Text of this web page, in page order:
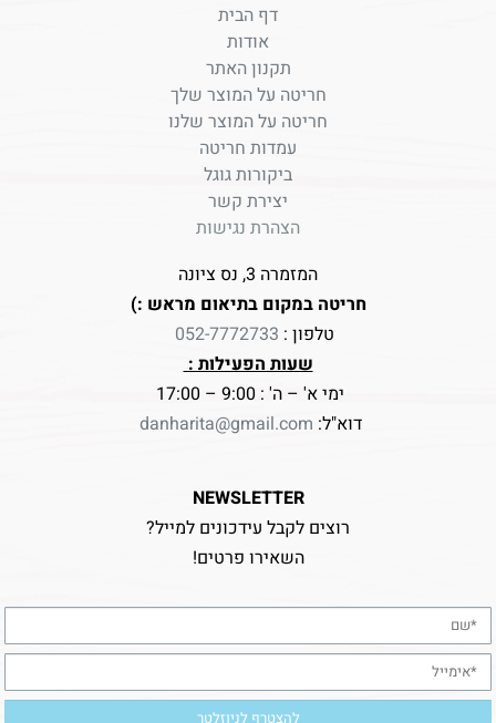
דף הבית
אודות
תקנון האתר
חריטה על המוצר שלך
חריטה על המוצר שלנו
עמדות חריטה
ביקורות גוגל
יצירת קשר
הצהרת נגישות
המזמרה 3, נס ציונה
חריטה במקום בתיאום מראש :)
טלפון : 052-7772733
שעות הפעילות :
ימי א' – ה' : 9:00 – 17:00
דוא"ל: danharita@gmail.com
NEWSLETTER
רוצים לקבל עידכונים למייל?
השאירו פרטים!